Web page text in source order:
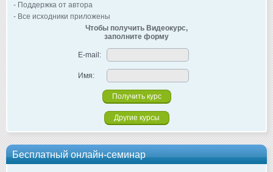
- Поддержка от автора
- Все исходники приложены
Чтобы получить Видеокурс,
заполните форму
E-mail:
Имя:
Другие курсы
Бесплатный онлайн-семинар